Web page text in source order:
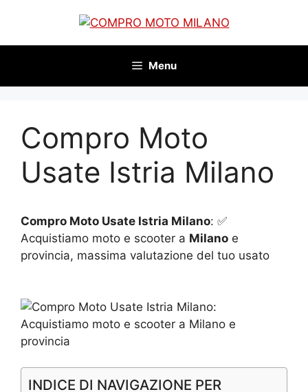
contenuto
Menu
Compro Moto
Usate Istria Milano
Compro Moto Usate Istria Milano: ✅
Acquistiamo moto e scooter a Milano e
provincia, massima valutazione del tuo usato
INDICE DI NAVIGAZIONE PER